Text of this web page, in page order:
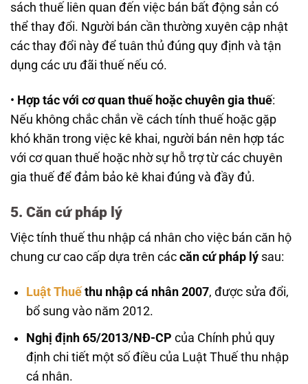
sách thuế liên quan đến việc bán bất động sản có
thể thay đổi. Người bán cần thường xuyên cập nhật
các thay đổi này để tuân thủ đúng quy định và tận
dụng các ưu đãi thuế nếu có.
• Hợp tác với cơ quan thuế hoặc chuyên gia thuế:
Nếu không chắc chắn về cách tính thuế hoặc gặp
khó khăn trong việc kê khai, người bán nên hợp tác
với cơ quan thuế hoặc nhờ sự hỗ trợ từ các chuyên
gia thuế để đảm bảo kê khai đúng và đầy đủ.
5. Căn cứ pháp lý
Việc tính thuế thu nhập cá nhân cho việc bán căn hộ
chung cư cao cấp dựa trên các căn cứ pháp lý sau:
Luật Thuếthu nhập cá nhân 2007, được sửa đổi,
bổ sung vào năm 2012.
Nghị định 65/2013/NĐ-CP của Chính phủ quy
định chi tiết một số điều của Luật Thuế thu nhập
cá nhân.